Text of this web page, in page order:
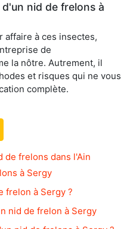
nid de frelons à
affaire à ces insectes,
de
la nôtre. Autrement, il
et risques qui ne vous
complète.
de frelons dans l'Ain
à Sergy
frelon à Sergy ?
nid de frelon à Sergy